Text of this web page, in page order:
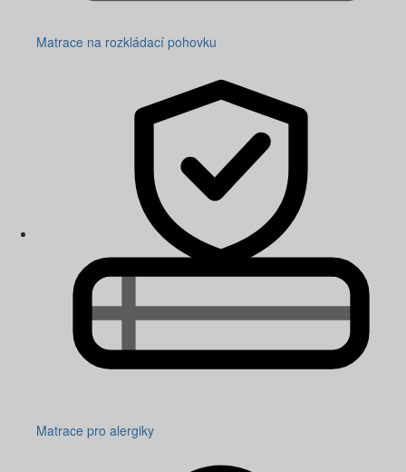
Matrace na rozkládací pohovku
Matrace pro alergiky